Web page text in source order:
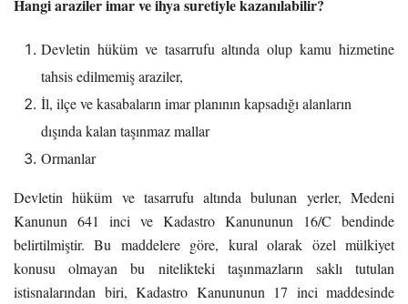
Hangi araziler imar ve ihya suretiyle kazanılabilir?
Devletin hüküm ve tasarrufu altında olup kamu hizmetine
tahsis edilmemiş araziler,
İl, ilçe ve kasabaların imar planının kapsadığı alanların
dışında kalan taşınmaz mallar
Ormanlar
Devletin hüküm ve tasarrufu altında bulunan yerler, Medeni
Kanunun 641 inci ve Kadastro Kanununun 16/C bendinde
belirtilmiştir. Bu maddelere göre, kural olarak özel mülkiyet
konusu olmayan bu nitelikteki taşınmazların saklı tutulan
istisnalarından biri, Kadastro Kanununun 17 inci maddesinde